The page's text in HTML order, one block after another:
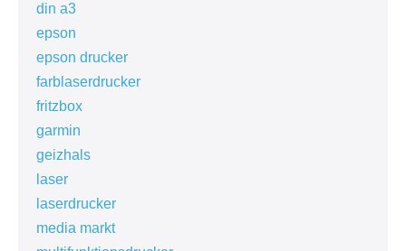
din a3
epson
epson drucker
farblaserdrucker
fritzbox
garmin
geizhals
laser
laserdrucker
media markt